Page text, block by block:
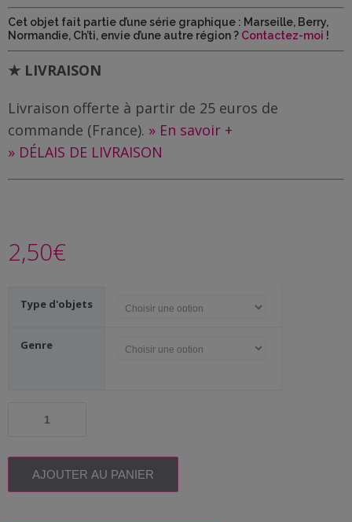
Cet objet fait partie d’une série graphique : Marseille, Berry,
Normandie, Ch’ti, envie d’une autre région ? Contactez-moi !
★ LIVRAISON
Livraison offerte à partir de 25 euros de
commande (France). » En savoir +
» DÉLAIS DE LIVRAISON
2,50€
Type d'objets
Genre
/
BretonAJOUTER AU PANIER
Fêtes
ACTU
Demande
de devis
Me
Livraison